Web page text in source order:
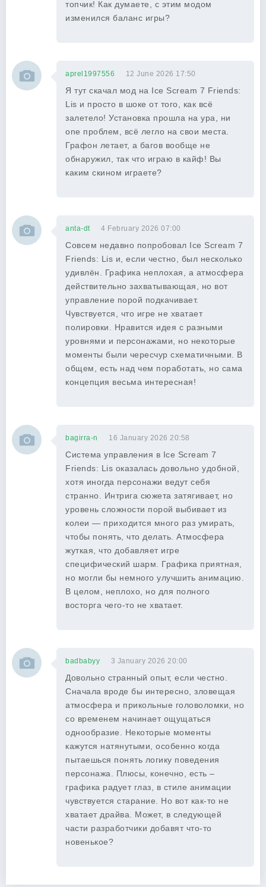
топчик! Как думаете, с этим модом
изменился баланс игры?
aprel1997556 12 June 2026 17:50
Я тут скачал мод на Ice Scream 7 Friends:
Lis и просто в шоке от того, как всё
залетело! Установка прошла на ура, ни
one проблем, всё легло на свои места.
Графон летает, а багов вообще не
обнаружил, так что играю в кайф! Вы
каким скином играете?
anta-dt 4 February 2026 07:00
Совсем недавно попробовал Ice Scream 7
Friends: Lis и, если честно, был несколько
удивлён. Графика неплохая, а атмосфера
действительно захватывающая, но вот
управление порой подкачивает.
Чувствуется, что игре не хватает
полировки. Нравится идея с разными
уровнями и персонажами, но некоторые
моменты были чересчур схематичными. В
общем, есть над чем поработать, но сама
концепция весьма интересная!
bagirra-n 16 January 2026 20:58
Система управления в Ice Scream 7
Friends: Lis оказалась довольно удобной,
хотя иногда персонажи ведут себя
странно. Интрига сюжета затягивает, но
уровень сложности порой выбивает из
колеи — приходится много раз умирать,
чтобы понять, что делать. Атмосфера
жуткая, что добавляет игре
специфический шарм. Графика приятная,
но могли бы немного улучшить анимацию.
В целом, неплохо, но для полного
восторга чего-то не хватает.
badbabyy 3 January 2026 20:00
Довольно странный опыт, если честно.
Сначала вроде бы интересно, зловещая
атмосфера и прикольные головоломки, но
со временем начинает ощущаться
однообразие. Некоторые моменты
кажутся натянутыми, особенно когда
пытаешься понять логику поведения
персонажа. Плюсы, конечно, есть –
графика радует глаз, в стиле анимации
чувствуется старание. Но вот как-то не
хватает драйва. Может, в следующей
части разработчики добавят что-то
новенькое?